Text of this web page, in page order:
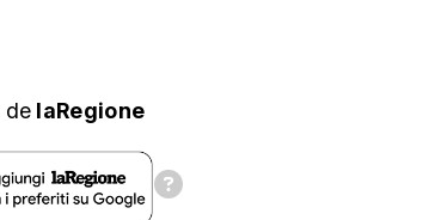
de laRegione